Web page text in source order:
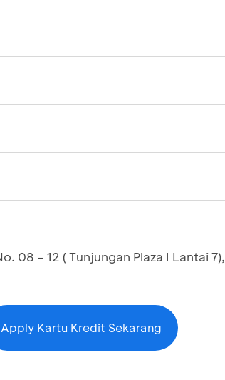
08 – 12 ( Tunjungan Plaza I Lantai 7),
Apply Kartu Kredit Sekarang